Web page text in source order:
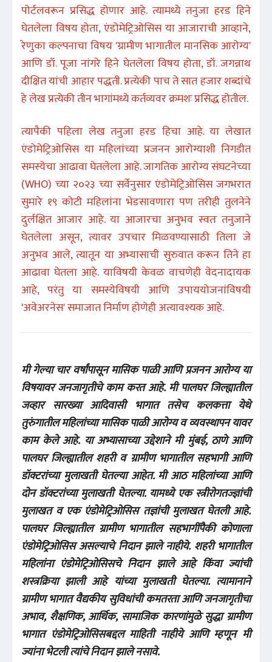
पोर्टलवरून प्रसिद्ध होणार आहे. त्यामध्ये तनुजा हरड हिने
घेतलेला विषय होता, एंडोमेट्रिओसिस या आजाराची आव्हाने,
रेणुका कल्पनाचा विषय 'ग्रामीण भागातील मानसिक आरोग्य'
आणि डॉ. पूजा नांगरे हिने घेतलेला विषय होता, डॉ. जगन्नाथ
दीक्षित यांची आहार पद्धती. प्रत्येकी पाच ते सात हजार शब्दांचे
हे लेख प्रत्येकी तीन भागांमध्ये कर्तव्यवर क्रमशः प्रसिद्ध होतील.
त्यापैकी पहिला लेख तनुजा हरड हिचा आहे. या लेखात
एंडोमेट्रिओसिस या महिलांच्या प्रजनन आरोग्याशी निगडीत
समस्येचा आढावा घेतलेला आहे. जागतिक आरोग्य संघटनेच्या
(WHO) च्या २०२३ च्या सर्वेनुसार एंडोमेट्रिओसिस जगभरात
सुमारे १९ कोटी महिलांना भेडसावणारा पण तरीही तुलनेने
दुर्लक्षित आजार आहे. या आजारचा अनुभव स्वतः तनुजाने
घेतलेला असून, त्यावर उपचार मिळवण्यासाठी तिला जे
अनुभव आले, त्यातून या अभ्यासाची सुरुवात करून तिने हा
आढावा घेतला आहे. याविषयी केवळ वाचणेही वेदनादायक
आहे, परंतु या समस्येविषयी आणि उपाययोजनांविषयी
'अवेअरनेस' समाजात निर्माण होणेही अत्यावश्यक आहे.
मी गेल्या चार वर्षांपासून मासिक पाळी आणि प्रजनन आरोग्य या
विषयावर जनजागृतीचे काम करत आहे. मी पालघर जिल्ह्यातील
जव्हार सारख्या आदिवासी भागात तसेच कलकत्ता येथे
तुरुंगातील महिलांच्या मासिक पाळी आरोग्य व व्यवस्थापन यावर
काम केले आहे. या अभ्यासाच्या उद्देशाने मी मुंबई, ठाणे आणि
पालघर जिल्ह्यातील शहरी व ग्रामीण भागातील सहभागी आणि
डॉक्टरांच्या मुलाखती घेतल्या आहेत. मी आठ महिलांच्या आणि
दोन डॉक्टरांच्या मुलाखती घेतल्या. यामध्ये एक स्त्रीरोगतज्ज्ञांची
मुलाखत व एक एंडोमेट्रिओसिस तज्ञांची मुलाखत घेतली आहे.
पालघर जिल्ह्यातील ग्रामीण भागातील सहभागींपैकी कोणाला
एंडोमेट्रिओसिस असल्याचे निदान झाले नाहीये. शहरी भागातील
महिलांना एंडोमेट्रिओसिसचे निदान झाले आहे किंवा ज्यांची
शस्त्रक्रिया झाली आहे यांच्या मुलाखती घेतल्या. त्यामानाने
ग्रामीण भागात वैद्यकीय सुविधांची कमतरता आणि जनजागृतीचा
अभाव, शैक्षणिक, आर्थिक, सामाजिक कारणांमुळे सुद्धा ग्रामीण
भागात एंडोमेट्रिओसिसबद्दल माहिती नाहीये आणि म्हणून मी
ज्यांना भेटली त्यांचे निदान झाले नसावे.